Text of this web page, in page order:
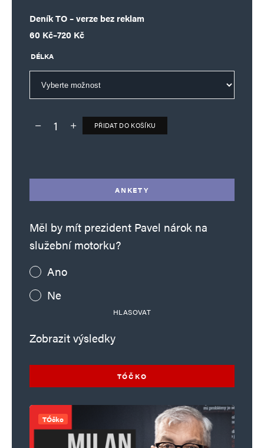
Deník TO – verze bez reklam
60 Kč–720 Kč
Rozpětí cen: 60 Kč až 720 Kč
DÉLKA
Deník TO – verze bez reklam množství
PŘIDAT DO KOŠÍKU
ANKETY
Měl by mít prezident Pavel nárok na
služební motorku?
Ano
Ne
HLASOVAT
Zobrazit výsledky
TÓČKO
TÓčko